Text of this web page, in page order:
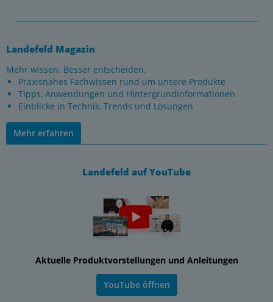
Landefeld Magazin
Mehr wissen. Besser entscheiden.
Praxisnahes Fachwissen rund um unsere Produkte
Tipps, Anwendungen und Hintergrundinformationen
Einblicke in Technik, Trends und Lösungen
Mehr erfahren
Landefeld auf YouTube
Aktuelle Produktvorstellungen und Anleitungen
YouTube öffnen